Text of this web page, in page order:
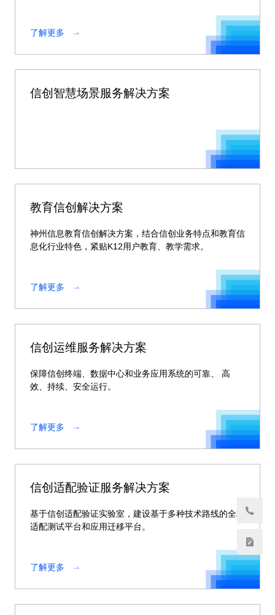
了解更多
信创智慧场景服务解决方案
教育信创解决方案
神州信息教育信创解决方案，结合信创业务特点和教育信
息化行业特色，紧贴K12用户教育、教学需求。
了解更多
信创运维服务解决方案
保障信创终端、数据中心和业务应用系统的可靠、 高
效、持续、安全运行。
了解更多
信创适配验证服务解决方案
基于信创适配验证实验室，建设基于多种技术路线的全栈
适配测试平台和应用迁移平台。
了解更多